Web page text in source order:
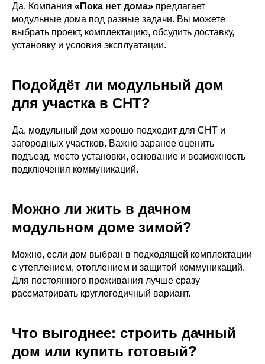
Да. Компания «Пока нет дома» предлагает
модульные дома под разные задачи. Вы можете
выбрать проект, комплектацию, обсудить доставку,
установку и условия эксплуатации.
Подойдёт ли модульный дом
для участка в СНТ?
Да, модульный дом хорошо подходит для СНТ и
загородных участков. Важно заранее оценить
подъезд, место установки, основание и возможность
подключения коммуникаций.
Можно ли жить в дачном
модульном доме зимой?
Можно, если дом выбран в подходящей комплектации
с утеплением, отоплением и защитой коммуникаций.
Для постоянного проживания лучше сразу
рассматривать круглогодичный вариант.
Что выгоднее: строить дачный
дом или купить готовый?